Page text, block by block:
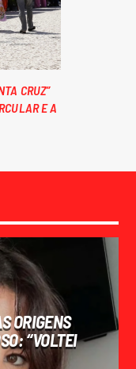
CRUZ”
E A
ORIGENS
“VOLTEI